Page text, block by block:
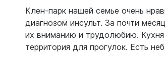
Клен-парк нашей семье очень
диагнозом инсульт. За почти
их вниманию и трудолюбию. Кухня
территория для прогулок. Есть